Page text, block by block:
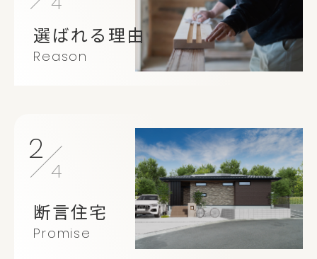
選ばれる理由
Reason
2
4
断言住宅
Promise